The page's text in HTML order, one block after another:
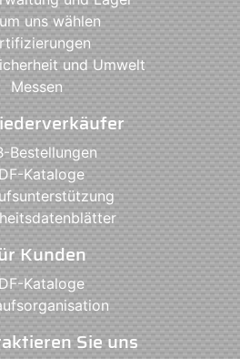
uns wählen
und Umwelt
Messen
Bestellungen
Kataloge
Kunden
Kataloge
Sie uns